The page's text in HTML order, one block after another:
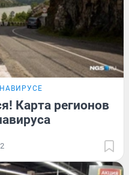
Карта регионов
2